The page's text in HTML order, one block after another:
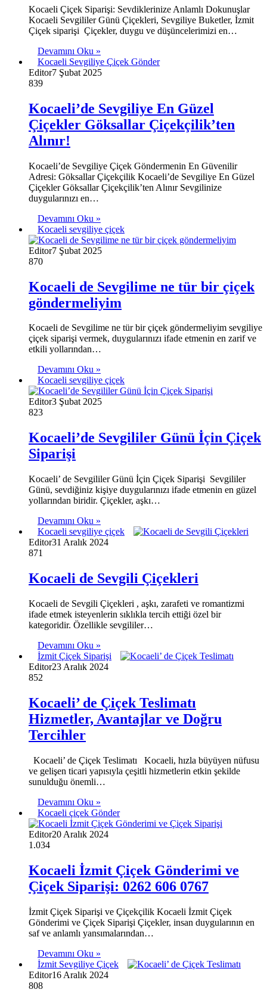
Kocaeli Çiçek Siparişi: Sevdiklerinize Anlamlı Dokunuşlar
Kocaeli Sevgililer Günü Çiçekleri, Sevgiliye Buketler, İzmit
Çiçek siparişi Çiçekler, duygu ve düşüncelerimizi en…
Devamını Oku »
Kocaeli Sevgiliye Çiçek Gönder
Editor7 Şubat 2025
839
Kocaeli’de Sevgiliye En Güzel
Çiçekler Göksallar Çiçekçilik’ten
Alınır!
Kocaeli’de Sevgiliye Çiçek Göndermenin En Güvenilir
Adresi: Göksallar Çiçekçilik Kocaeli’de Sevgiliye En Güzel
Çiçekler Göksallar Çiçekçilik’ten Alınır Sevgilinize
duygularınızı en…
Devamını Oku »
Kocaeli sevgiliye çiçek
Editor7 Şubat 2025
870
Kocaeli de Sevgilime ne tür bir çiçek
göndermeliyim
Kocaeli de Sevgilime ne tür bir çiçek göndermeliyim sevgiliye
çiçek siparişi vermek, duygularınızı ifade etmenin en zarif ve
etkili yollarından…
Devamını Oku »
Kocaeli sevgiliye çiçek
Editor3 Şubat 2025
823
Kocaeli’de Sevgililer Günü İçin Çiçek
Siparişi
Kocaeli’ de Sevgililer Günü İçin Çiçek Siparişi Sevgililer
Günü, sevdiğiniz kişiye duygularınızı ifade etmenin en güzel
yollarından biridir. Çiçekler, aşkı…
Devamını Oku »
Kocaeli sevgiliye çiçek
Editor31 Aralık 2024
871
Kocaeli de Sevgili Çiçekleri
Kocaeli de Sevgili Çiçekleri , aşkı, zarafeti ve romantizmi
ifade etmek isteyenlerin sıklıkla tercih ettiği özel bir
kategoridir. Özellikle sevgililer…
Devamını Oku »
İzmit Çiçek Siparişi
Editor23 Aralık 2024
852
Kocaeli’ de Çiçek Teslimatı
Hizmetler, Avantajlar ve Doğru
Tercihler
Kocaeli’ de Çiçek Teslimatı Kocaeli, hızla büyüyen nüfusu
ve gelişen ticari yapısıyla çeşitli hizmetlerin etkin şekilde
sunulduğu önemli…
Devamını Oku »
Kocaeli çiçek Gönder
Editor20 Aralık 2024
1.034
Kocaeli İzmit Çiçek Gönderimi ve
Çiçek Siparişi: 0262 606 0767
İzmit Çiçek Siparişi ve Çiçekçilik Kocaeli İzmit Çiçek
Gönderimi ve Çiçek Siparişi Çiçekler, insan duygularının en
saf ve anlamlı yansımalarından…
Devamını Oku »
İzmit Sevgiliye Çiçek
Editor16 Aralık 2024
808